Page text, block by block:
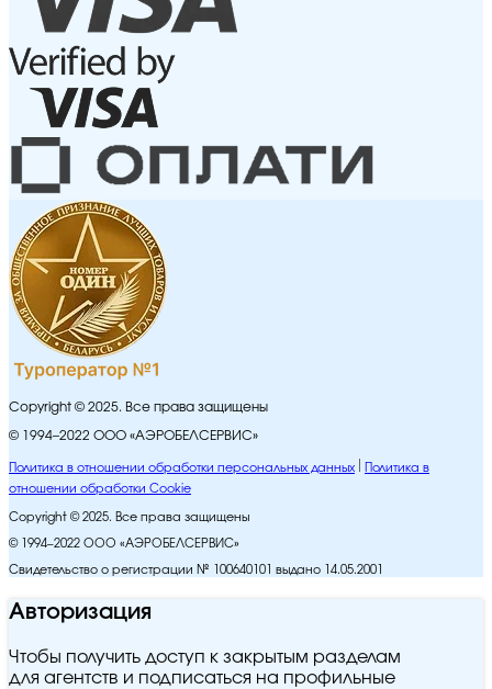
Copyright © 2025. Все права защищены
© 1994–2022 ООО «АЭРОБЕЛСЕРВИС»
Политика в отношении обработки персональных данных
Политика в
отношении обработки Cookie
Copyright © 2025. Все права защищены
© 1994–2022 ООО «АЭРОБЕЛСЕРВИС»
Свидетельство о регистрации № 100640101 выдано 14.05.2001
Авторизация
Чтобы получить доступ к закрытым разделам
для агентств и подписаться на профильные